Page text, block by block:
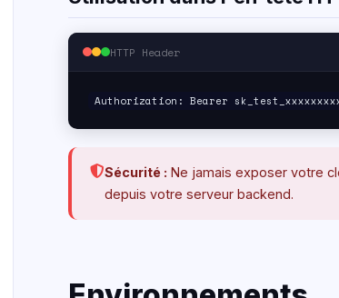
HTTP Header
Authorization: Bearer
Sécurité : Ne jamais exposer votre
depuis votre serveur backend.